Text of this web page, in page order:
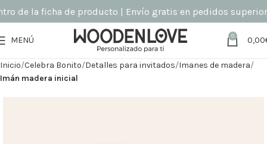
de la ficha de producto | Envío gratis en pedidos
MENÚ 0 0,00
Inicio Celebra Bonito Detalles para invitados Imanes de madera
Imán madera inicial